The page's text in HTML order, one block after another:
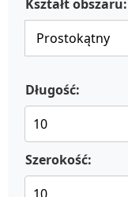
Kształt obszaru:
Długość:
Szerokość: